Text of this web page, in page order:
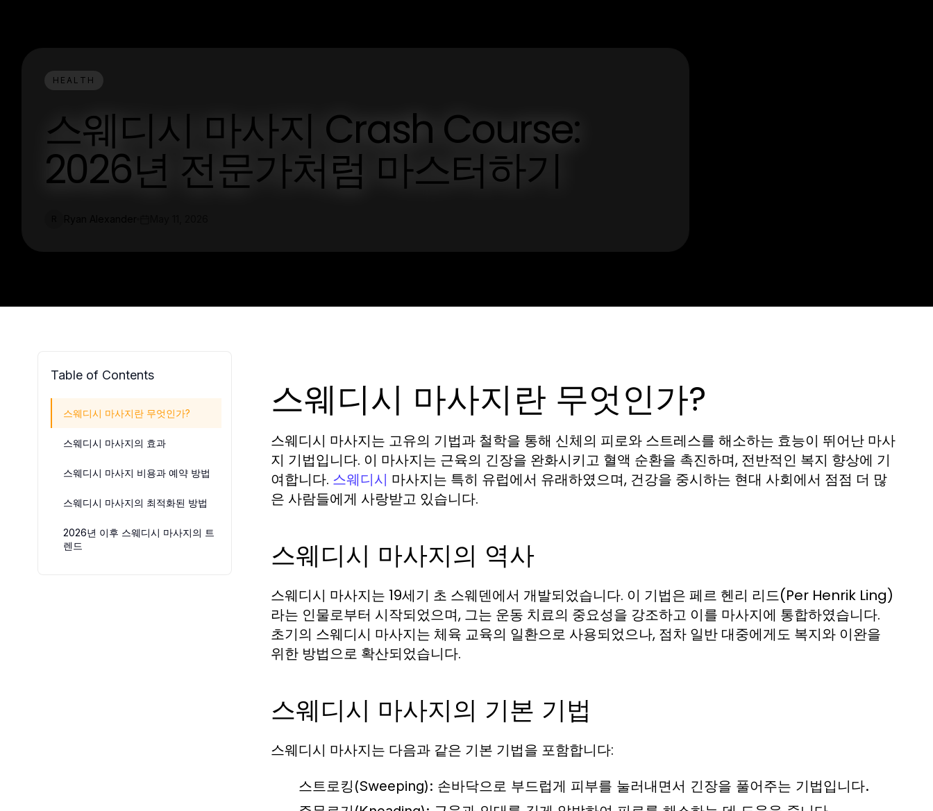
HEALTH
스웨디시 마사지 Crash Course:
2026년 전문가처럼 마스터하기
Table of Contents
스웨디시 마사지란 무엇인가?
스웨디시 마사지의 효과
스웨디시 마사지 비용과 예약 방법
스웨디시 마사지의 최적화된 방법
2026년 이후 스웨디시 마사지의 트
렌드
스웨디시 마사지란 무엇인가?
스웨디시 마사지는 고유의 기법과 철학을 통해 신체의 피로와 스트레스를 해소하는 효능이 뛰어난 마사
지 기법입니다. 이 마사지는 근육의 긴장을 완화시키고 혈액 순환을 촉진하며, 전반적인 복지 향상에 기
여합니다. 스웨디시 마사지는 특히 유럽에서 유래하였으며, 건강을 중시하는 현대 사회에서 점점 더 많
은 사람들에게 사랑받고 있습니다.
스웨디시 마사지의 역사
스웨디시 마사지는 19세기 초 스웨덴에서 개발되었습니다. 이 기법은 페르 헨리 리드(Per Henrik Ling)
라는 인물로부터 시작되었으며, 그는 운동 치료의 중요성을 강조하고 이를 마사지에 통합하였습니다.
초기의 스웨디시 마사지는 체육 교육의 일환으로 사용되었으나, 점차 일반 대중에게도 복지와 이완을
위한 방법으로 확산되었습니다.
스웨디시 마사지의 기본 기법
스웨디시 마사지는 다음과 같은 기본 기법을 포함합니다:
스트로킹(Sweeping): 손바닥으로 부드럽게 피부를 눌러내면서 긴장을 풀어주는 기법입니다.